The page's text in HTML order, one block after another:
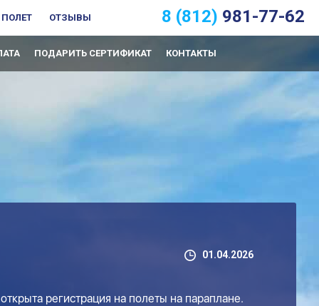
8 (812) 981-77-62
ОТЗЫВЫ
ПОДАРИТЬ СЕРТИФИКАТ КОНТАКТЫ
01.04.2026
регистрация на полеты на параплане.